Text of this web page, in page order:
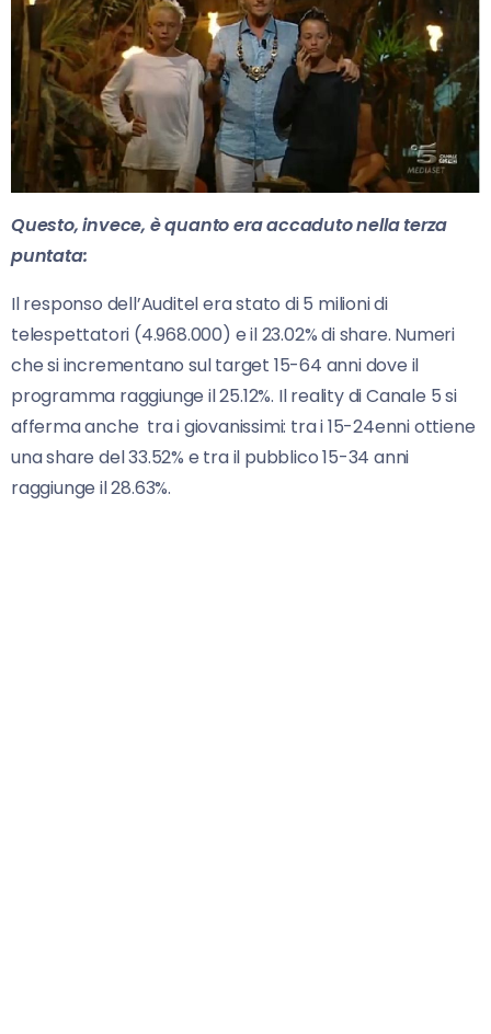
Questo, invece, è quanto era accaduto nella terza
puntata:
Il responso dell’Auditel era stato di 5 milioni di
telespettatori (4.968.000) e il 23.02% di share. Numeri
che si incrementano sul target 15-64 anni dove il
programma raggiunge il 25.12%. Il reality di Canale 5 si
afferma anche tra i giovanissimi: tra i 15-24enni ottiene
una share del 33.52% e tra il pubblico 15-34 anni
raggiunge il 28.63%.